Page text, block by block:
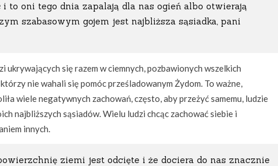
to oni tego dnia zapalają dla nas ogień albo otwierają
szabasowym gojem jest najbliższa sąsiadka, pani
ukrywających się razem w ciemnych, pozbawionych wszelkich
nie wahali się pomóc prześladowanym Żydom. To ważne,
wiele negatywnych zachowań, często, aby przeżyć samemu, ludzie
najbliższych sąsiadów. Wielu ludzi chcąc zachować siebie i
innych.
ziemi jest odcięte i że dociera do nas znacznie